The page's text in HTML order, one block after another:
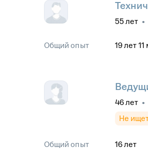
55 лет •
Общий опыт 19лет 11
46лет •
Не
Общий опыт 16лет